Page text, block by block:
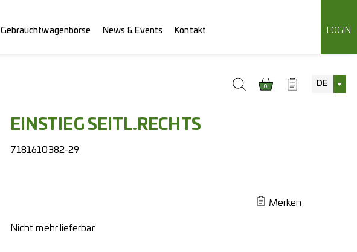
Gebrauchtwagenbörse News & Events Kontakt LOGIN
0 DE
EINSTIEG SEITL.RECHTS
7181610382-29
Merken